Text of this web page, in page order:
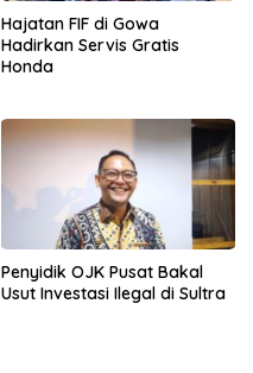
Hajatan FIF di Gowa
Hadirkan Servis Gratis
Honda
Penyidik OJK Pusat Bakal
Usut Investasi Ilegal di Sultra